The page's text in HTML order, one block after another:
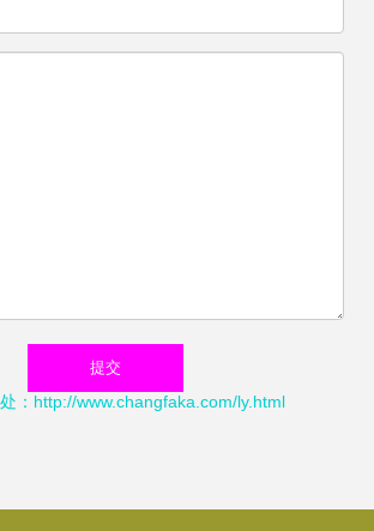
：http://www.changfaka.com/ly.html